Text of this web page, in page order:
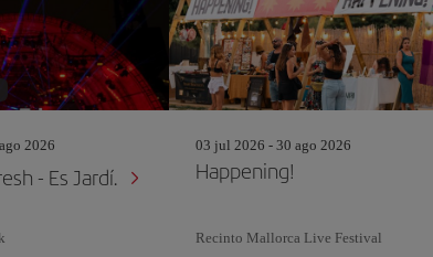
2026
- Es Jardí.
03 jul 2026 - 30 ago 2026
Happening!
Recinto Mallorca Live Festival